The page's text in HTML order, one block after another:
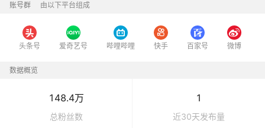
账号群 由以下平台组成
头条号 爱奇艺号 哔哩哔哩 快手 百家号 微博
数据概览
148.4万
总粉丝数
1
近30天发布量